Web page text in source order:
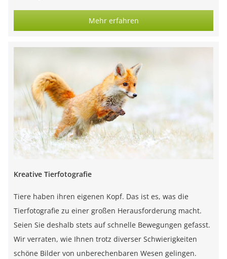
Mehr erfahren
Kreative Tierfotografie
Tiere haben ihren eigenen Kopf. Das ist es, was die
Tierfotografie zu einer großen Herausforderung macht.
Seien Sie deshalb stets auf schnelle Bewegungen gefasst.
Wir verraten, wie Ihnen trotz diverser Schwierigkeiten
schöne Bilder von unberechenbaren Wesen gelingen.